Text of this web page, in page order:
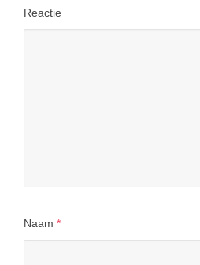
Reactie
Naam *